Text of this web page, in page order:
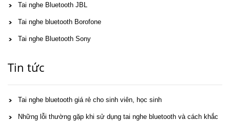
Tai nghe Bluetooth JBL
Tai nghe bluetooth Borofone
Tai nghe Bluetooth Sony
Tin tức
Tai nghe bluetooth giá rẻ cho sinh viên, học sinh
Những lỗi thường gặp khi sử dụng tai nghe bluetooth và cách khắc